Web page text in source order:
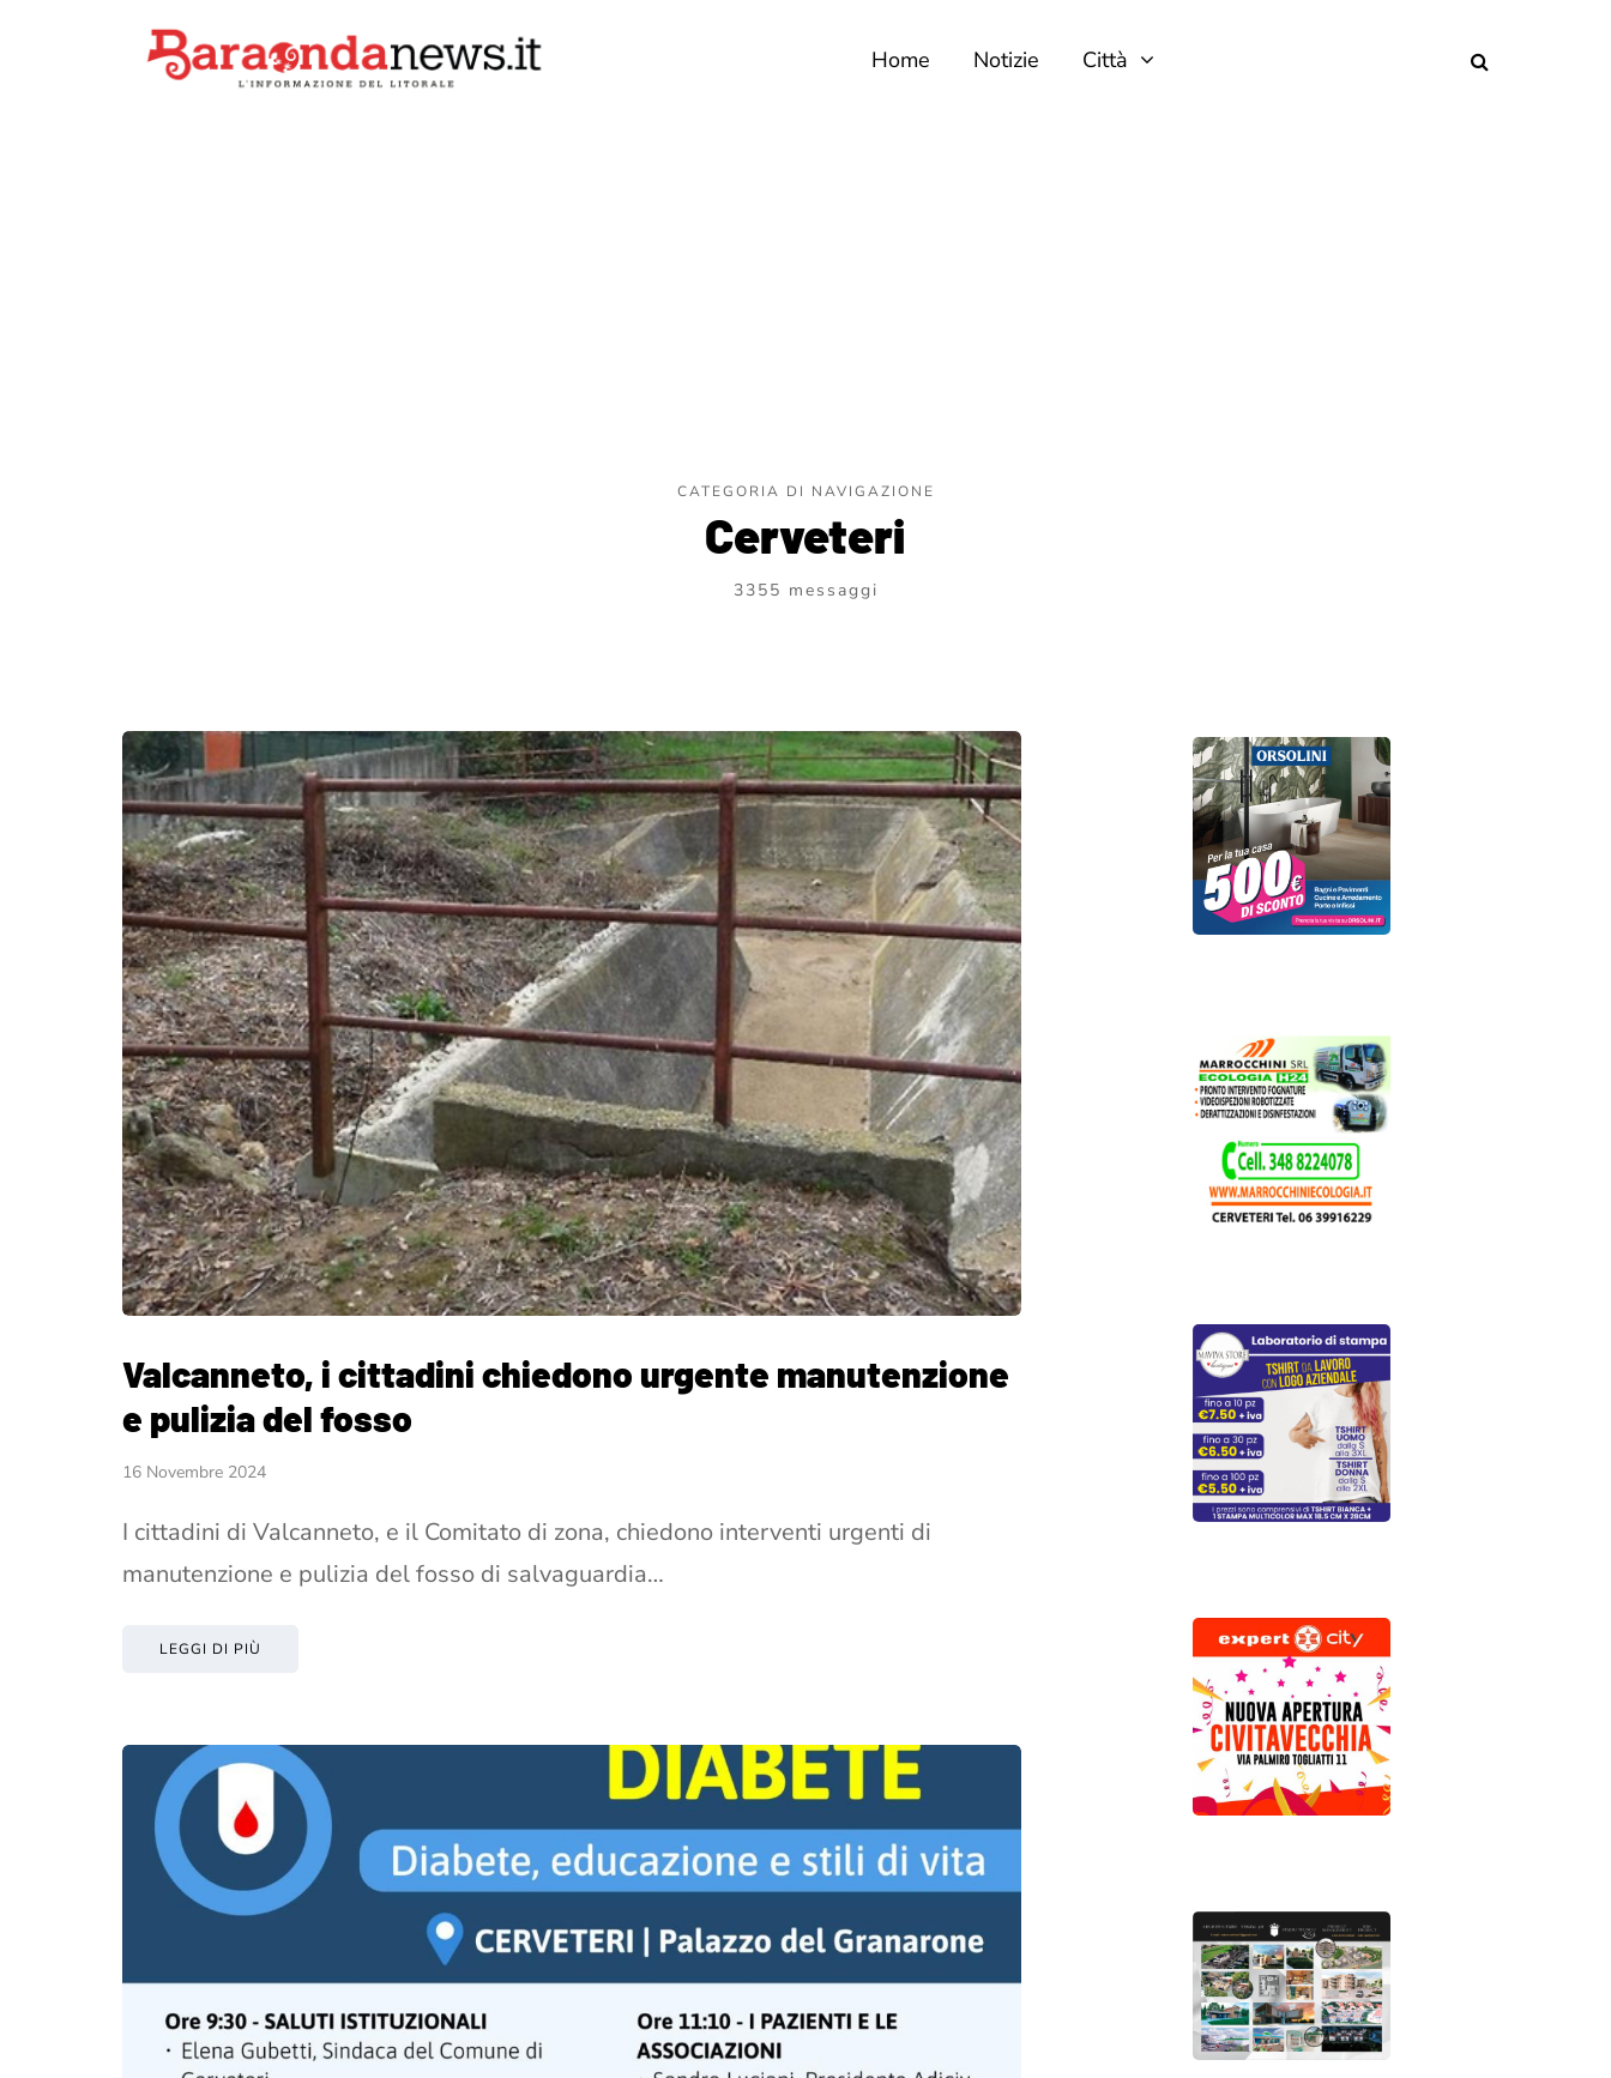
Home Notizie Città
CATEGORIA DI NAVIGAZIONE
Cerveteri
3355 messaggi
Valcanneto, i cittadini chiedono urgente manutenzione
e pulizia del fosso
16 Novembre 2024
I cittadini di Valcanneto, e il Comitato di zona, chiedono interventi urgenti di
manutenzione e pulizia del fosso di salvaguardia…
LEGGI DI PIÙ